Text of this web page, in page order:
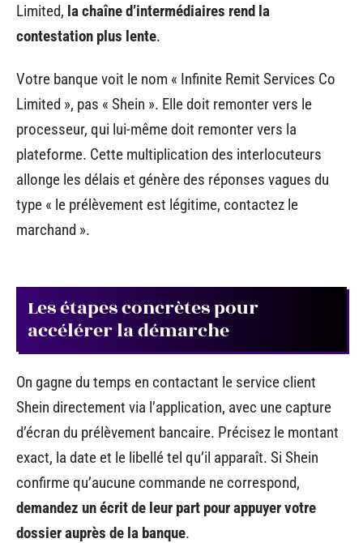
Limited, la chaîne d’intermédiaires rend la
contestation plus lente.
Votre banque voit le nom « Infinite Remit Services Co
Limited », pas « Shein ». Elle doit remonter vers le
processeur, qui lui-même doit remonter vers la
plateforme. Cette multiplication des interlocuteurs
allonge les délais et génère des réponses vagues du
type « le prélèvement est légitime, contactez le
marchand ».
Les étapes concrètes pour
accélérer la démarche
On gagne du temps en contactant le service client
Shein directement via l’application, avec une capture
d’écran du prélèvement bancaire. Précisez le montant
exact, la date et le libellé tel qu’il apparaît. Si Shein
confirme qu’aucune commande ne correspond,
demandez un écrit de leur part pour appuyer votre
dossier auprès de la banque.